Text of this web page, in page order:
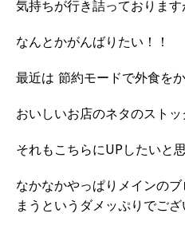
気持ちが行き詰っております
なんとかがんばりたい！！
最近は 節約モードで外食を
おいしいお店のネタのスト
それもこちらにUPしたいと
なかなかやっぱりメインの
まうというダメッぷりでご